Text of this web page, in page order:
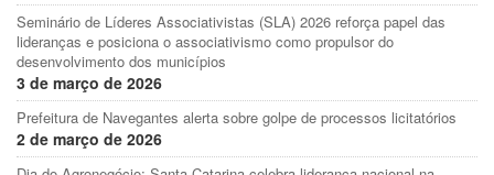
Seminário de Líderes Associativistas (SLA) 2026 reforça papel das
lideranças e posiciona o associativismo como propulsor do
desenvolvimento dos municípios
3 de março de 2026
Prefeitura de Navegantes alerta sobre golpe de processos licitatórios
2 de março de 2026